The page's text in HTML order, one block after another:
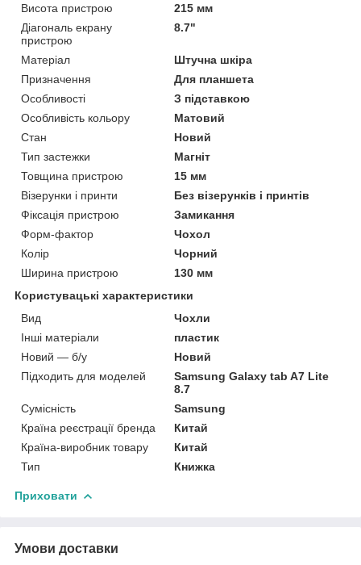
Висота пристрою
215 мм
Діагональ екрану
пристрою
8.7"
Матеріал
Штучна шкіра
Призначення
Для планшета
Особливості
З підставкою
Особливість кольору
Матовий
Стан
Новий
Тип застежки
Магніт
Товщина пристрою
15 мм
Візерунки і принти
Без візерунків і принтів
Фіксація пристрою
Замикання
Форм-фактор
Чохол
Колір
Чорний
Ширина пристрою
130 мм
Користувацькі характеристики
Вид
Чохли
Інші матеріали
пластик
Новий — б/у
Новий
Підходить для моделей
Samsung Galaxy tab A7 Lite
8.7
Сумісність
Samsung
Країна реєстрації бренда
Китай
Країна-виробник товару
Китай
Тип
Книжка
Приховати
Умови доставки